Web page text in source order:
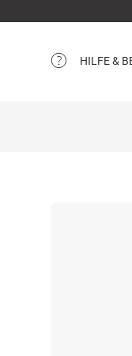
HILFE &